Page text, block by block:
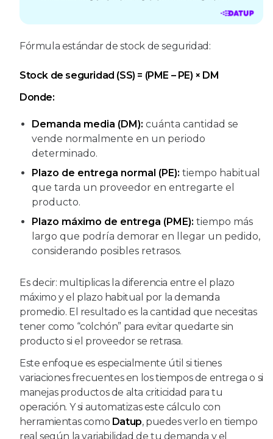
Fórmula estándar de stock de seguridad:
Stock de seguridad (SS) = (PME – PE) × DM
Donde:
Demanda media (DM): cuánta cantidad se
vende normalmente en un periodo
determinado.
Plazo de entrega normal (PE): tiempo habitual
que tarda un proveedor en entregarte el
producto.
Plazo máximo de entrega (PME): tiempo más
largo que podría demorar en llegar un pedido,
considerando posibles retrasos.
Es decir: multiplicas la diferencia entre el plazo
máximo y el plazo habitual por la demanda
promedio. El resultado es la cantidad que necesitas
tener como “colchón” para evitar quedarte sin
producto si el proveedor se retrasa.
Este enfoque es especialmente útil si tienes
variaciones frecuentes en los tiempos de entrega o si
manejas productos de alta criticidad para tu
operación. Y si automatizas este cálculo con
herramientas como Datup, puedes verlo en tiempo
real según la variabilidad de tu demanda y el